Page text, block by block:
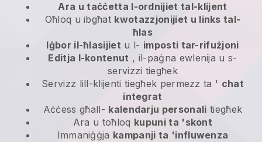
Ara u taċċetta l-ordnijiet tal-klijent
Oħloq u ibgħat kwotazzjonijiet u links tal-
ħlas
Iġbor il-ħlasijiet u l- imposti tar-rifużjoni
Editja l-kontenut , il-paġna ewlenija u s-
servizzi tiegħek
Servizz lill-klijenti tiegħek permezz ta ' chat
integrat
Aċċess għall- kalendarju personali tiegħek
Ara u toħloq kupuni ta 'skont
Immaniġġja kampanji ta 'influwenza